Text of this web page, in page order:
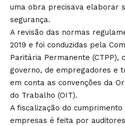
uma obra precisava elaborar
segurança.
A revisão das normas
2019 e foi conduzidas pela
Paritária Permanente (CTPP),
governo, de empregadores e
em conta as convenções da
do Trabalho (OIT).
A fiscalização do
empresas é feita por